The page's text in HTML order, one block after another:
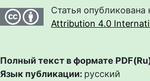
Статья
Attribution 4.0
Полный текст в формате
Язык публикации: русский